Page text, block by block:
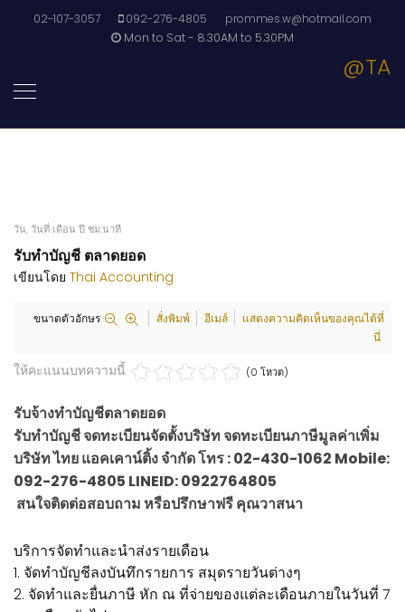
02-107-3057 092-276-4805
prommes.w@hotmail.com
Mon to Sat - 8.30AM to 5.30PM
@TA
วัน, วันที่ เดือน ปี ชม:นาที
รับทำบัญชี ตลาดยอด
เขียนโดย Thai Accounting
ขนาดตัวอักษร สั่งพิมพ์ อีเมล์
แสดงความคิดเห็นของคุณได้ที่
นี่
ให้คะแนนบทความนี้ (0 โหวต)
รับจ้างทำบัญชีตลาดยอด
รับทำบัญชี จดทะเบียนจัดตั้งบริษัท จดทะเบียนภาษีมูลค่าเพิ่ม
บริษัท ไทย แอคเคาน์ติ้ง จำกัด โทร : 02-430-1062 Mobile:
092-276-4805 LINEID: 0922764805
สนใจติดต่อสอบถาม หรือปรึกษาฟรี คุณวาสนา
บริการจัดทำและนำส่งรายเดือน
1. จัดทำบัญชีลงบันทึกรายการ สมุดรายวันต่างๆ
2. จัดทำและยื่นภาษี หัก ณ ที่จ่ายของแต่ละเดือนภายในวันที่ 7